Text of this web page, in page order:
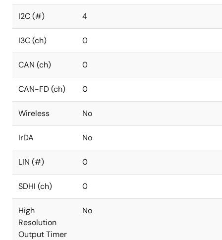
I2C (#) 4
I3C (ch) 0
CAN (ch) 0
CAN-FD (ch) 0
Wireless No
IrDA No
LIN (#) 0
SDHI (ch) 0
High
Resolution
Output Timer
No